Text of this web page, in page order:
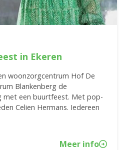
in Ekeren
woonzorgcentrum Hof De
Blankenberg de
met een buurtfeest. Met pop-
Celien Hermans. Iedereen
Meer info